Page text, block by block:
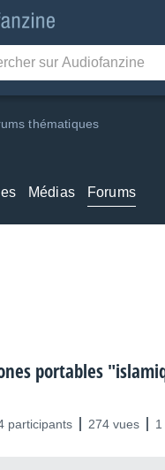
thématiques
Médias Forums
portables
participants 274 vues